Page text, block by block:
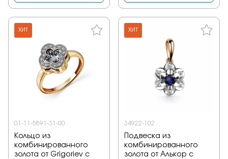
ХИТ
01-11-5891-31-00
Кольцо из
комбинированного
золота от Grigoriev с
ХИТ
34922-102
Подвеска из
комбинированного
золота от Алькор с